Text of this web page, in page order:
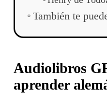
También te
Audiolibros
aprender